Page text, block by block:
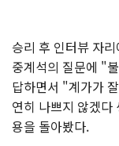
승리 후 인터뷰 자
중계석의 질문에 "
답하면서 "계가가
연히 나쁘지 않겠
용을 돌아봤다.